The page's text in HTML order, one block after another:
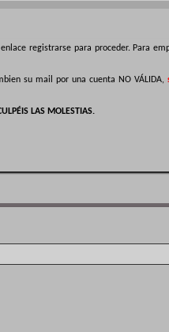
registrarse para proceder. Para
su mail por una cuenta NO VÁLIDA,
LAS MOLESTIAS.